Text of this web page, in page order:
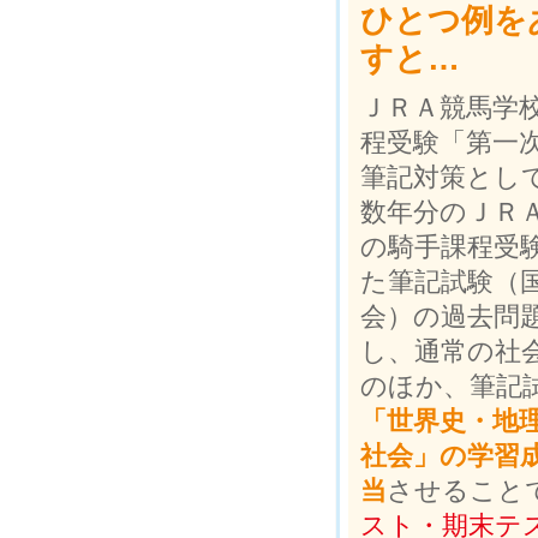
ひとつ例を
すと…
ＪＲＡ競馬学
程受験「第一
筆記対策とし
数年分のＪＲ
の騎手課程受
た筆記試験（
会）の過去問
し、通常の社
のほか、筆記
「世界史・地
社会」の学習
当 させること
スト・期末テ